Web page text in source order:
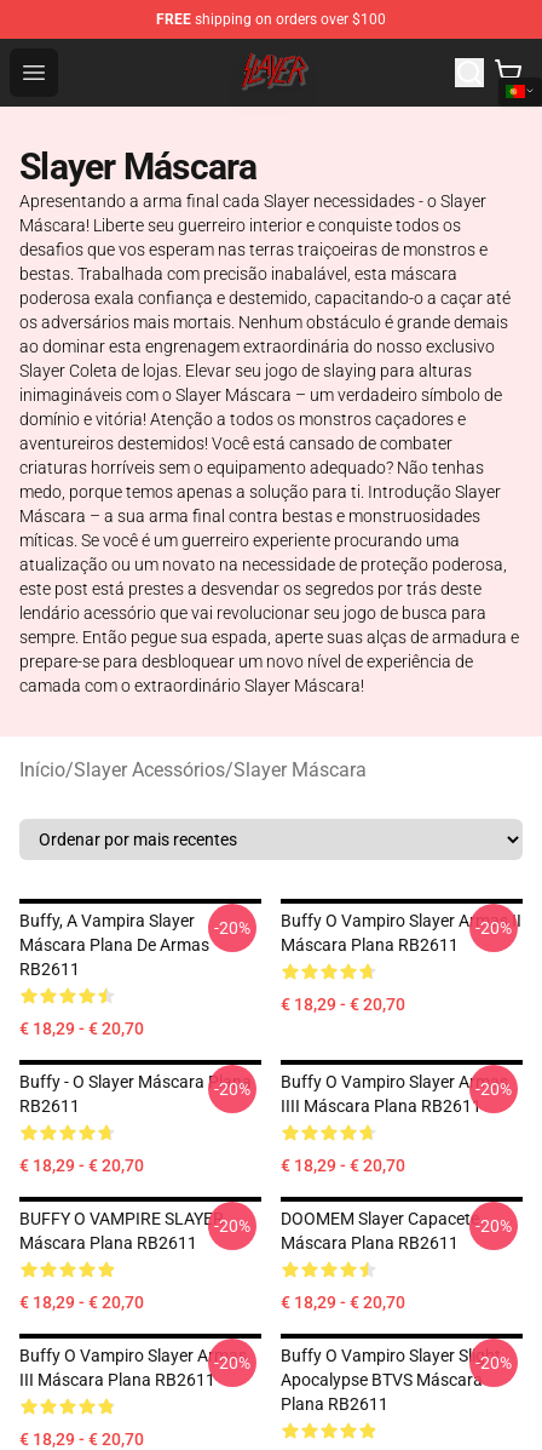
FREE shipping on orders over $100
Open menu
Slayer Store - Official Slayer Merchandise Shop
Slayer Máscara
Apresentando a arma final cada Slayer necessidades - o Slayer
Máscara! Liberte seu guerreiro interior e conquiste todos os
desafios que vos esperam nas terras traiçoeiras de monstros e
bestas. Trabalhada com precisão inabalável, esta máscara
poderosa exala confiança e destemido, capacitando-o a caçar até
os adversários mais mortais. Nenhum obstáculo é grande demais
ao dominar esta engrenagem extraordinária do nosso exclusivo
Slayer Coleta de lojas. Elevar seu jogo de slaying para alturas
inimagináveis com o Slayer Máscara – um verdadeiro símbolo de
domínio e vitória! Atenção a todos os monstros caçadores e
aventureiros destemidos! Você está cansado de combater
criaturas horríveis sem o equipamento adequado? Não tenhas
medo, porque temos apenas a solução para ti. Introdução Slayer
Máscara – a sua arma final contra bestas e monstruosidades
míticas. Se você é um guerreiro experiente procurando uma
atualização ou um novato na necessidade de proteção poderosa,
este post está prestes a desvendar os segredos por trás deste
lendário acessório que vai revolucionar seu jogo de busca para
sempre. Então pegue sua espada, aperte suas alças de armadura e
prepare-se para desbloquear um novo nível de experiência de
camada com o extraordinário Slayer Máscara!
Início/Slayer Acessórios/Slayer Máscara
Buffy, A Vampira Slayer
Máscara Plana De Armas
RB2611
€ 18,29 - € 20,70
-20%
Buffy O Vampiro Slayer Armas II
Máscara Plana RB2611
€ 18,29 - € 20,70
-20%
Buffy - O Slayer Máscara Plana
RB2611
€ 18,29 - € 20,70
-20%
Buffy O Vampiro Slayer Armas
IIII Máscara Plana RB2611
€ 18,29 - € 20,70
-20%
BUFFY O VAMPIRE SLAYER
Máscara Plana RB2611
€ 18,29 - € 20,70
-20%
DOOMEM Slayer Capacete
Máscara Plana RB2611
€ 18,29 - € 20,70
-20%
Buffy O Vampiro Slayer Armas
III Máscara Plana RB2611
€ 18,29 - € 20,70
-20%
Buffy O Vampiro Slayer Slight
Apocalypse BTVS Máscara
Plana RB2611
-20%